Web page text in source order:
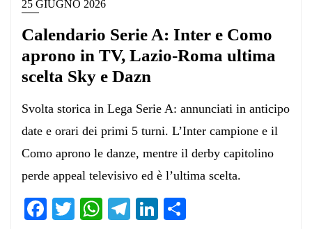
25 GIUGNO 2026
Calendario Serie A: Inter e Como
aprono in TV, Lazio-Roma ultima
scelta Sky e Dazn
Svolta storica in Lega Serie A: annunciati in anticipo
date e orari dei primi 5 turni. L’Inter campione e il
Como aprono le danze, mentre il derby capitolino
perde appeal televisivo ed è l’ultima scelta.
Facebook
TwitterWhatsApp
Telegram
LinkedIn